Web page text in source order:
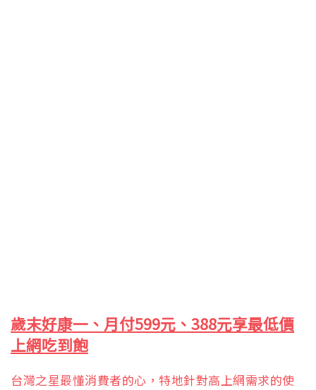
歲末好康一、月付599元、388元享最低價
上網吃到飽
台灣之星最懂消費者的心，特地針對高上網需求的使